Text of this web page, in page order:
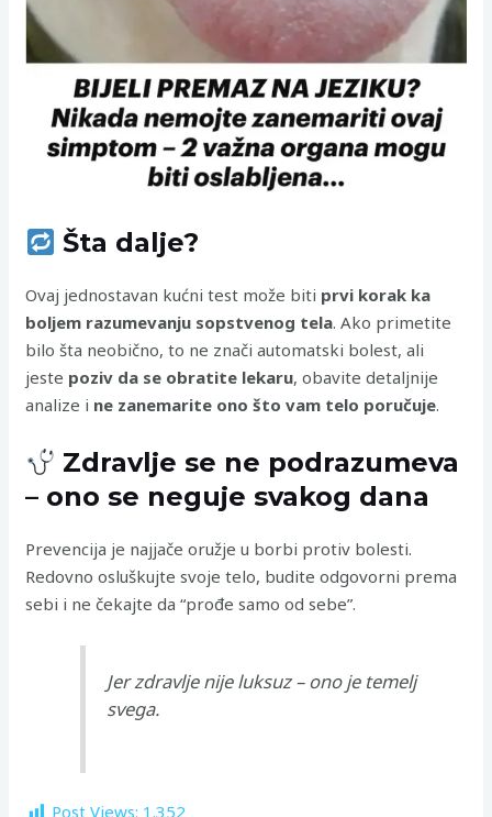
Šta dalje?
Ovaj jednostavan kućni test može biti prvi korak ka
boljem razumevanju sopstvenog tela. Ako primetite
bilo šta neobično, to ne znači automatski bolest, ali
jeste poziv da se obratite lekaru, obavite detaljnije
analize i ne zanemarite ono što vam telo poručuje.
Zdravlje se ne podrazumeva
– ono se neguje svakog dana
Prevencija je najjače oružje u borbi protiv bolesti.
Redovno osluškujte svoje telo, budite odgovorni prema
sebi i ne čekajte da “prođe samo od sebe”.
Jer zdravlje nije luksuz – ono je temelj
svega.
Post Views: 1.352